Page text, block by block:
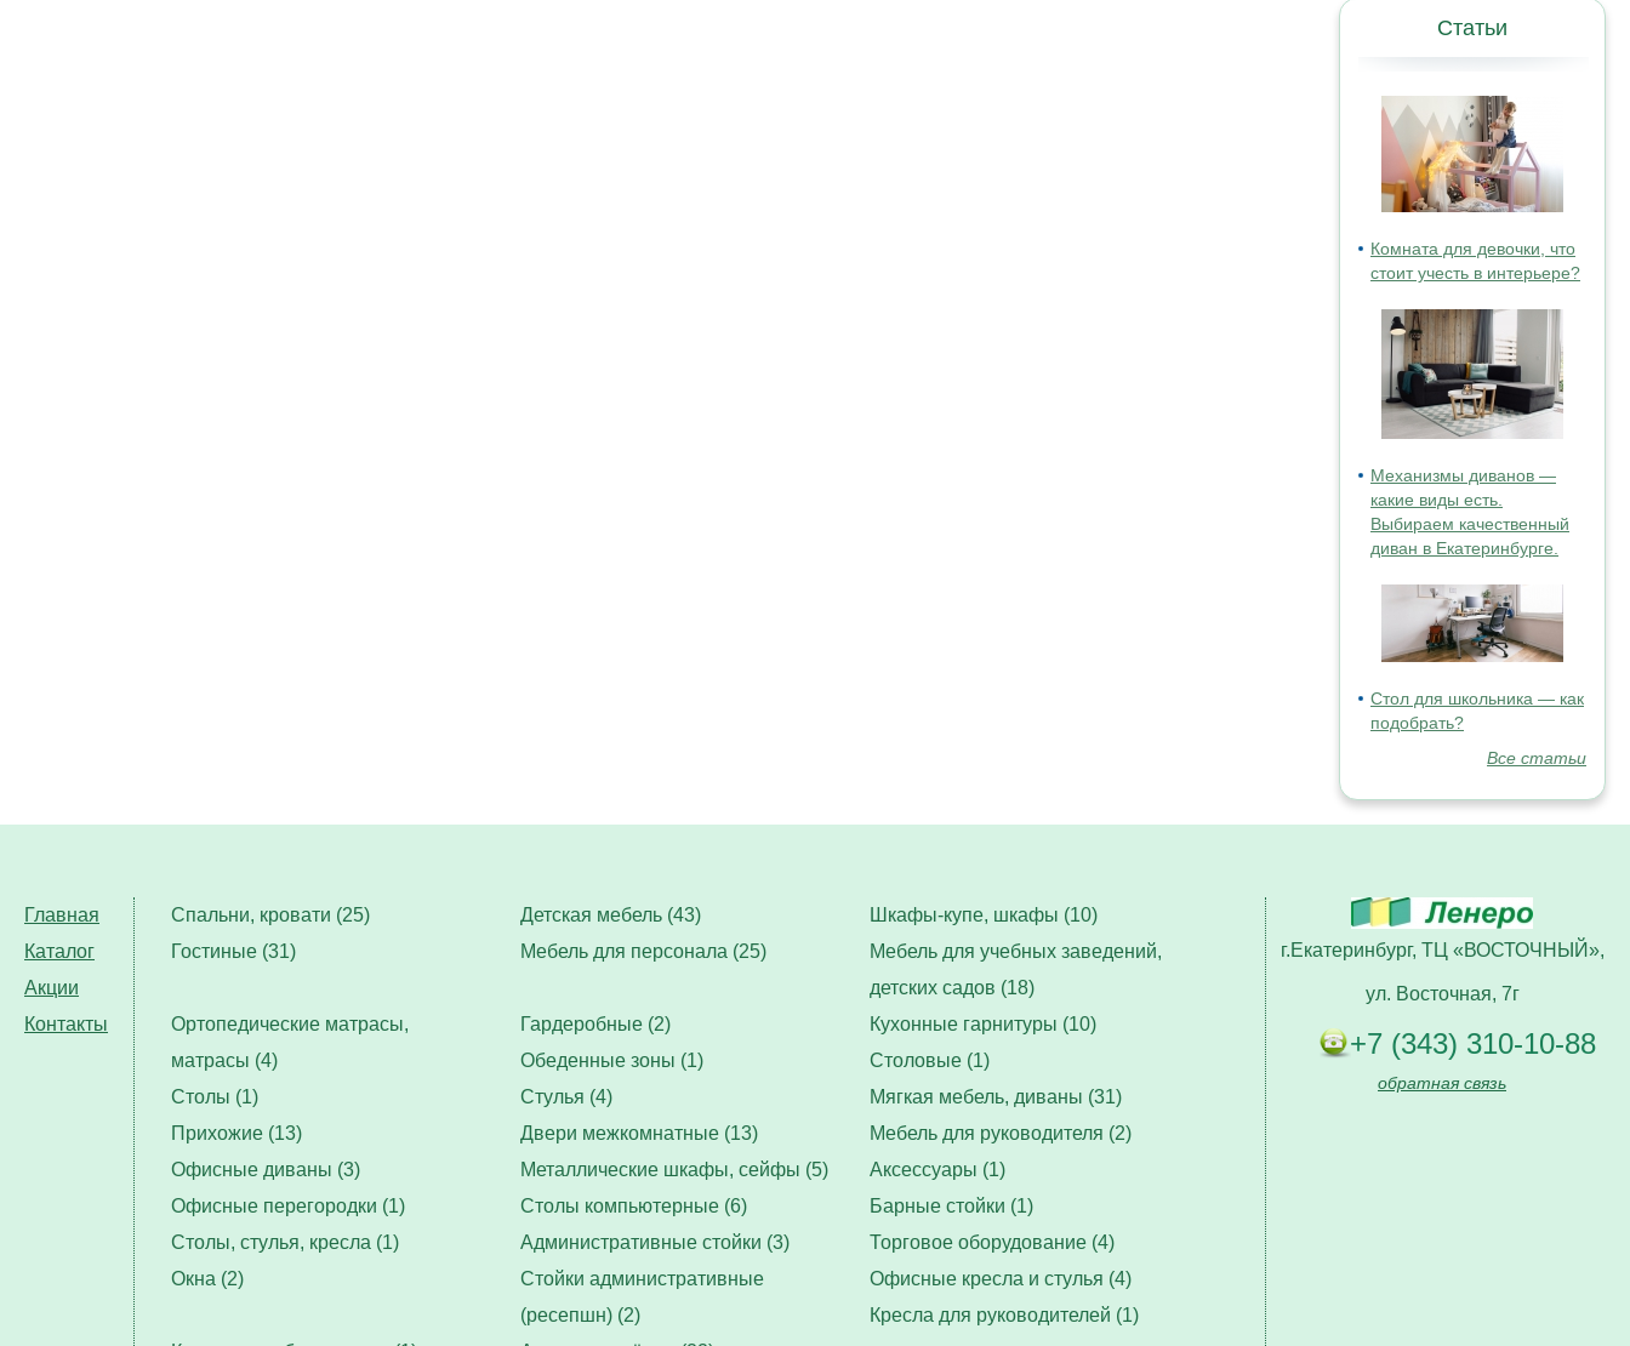
Статьи
Комната для девочки, что
стоит учесть в интерьере?
Механизмы диванов —
какие виды есть.
Выбираем качественный
диван в Екатеринбурге.
Стол для школьника — как
подобрать?
Все статьи
Главная
Каталог
Акции
Контакты
г.Екатеринбург, ТЦ «ВОСТОЧНЫЙ»,
ул. Восточная, 7г
+7 (343) 310-10-88
обратная связь
Спальни, кровати (25) Детская мебель (43)
Шкафы-купе, шкафы (10)
Гостиные (31)
Мебель для персонала (25)
Мебель для учебных заведений,
детских садов (18)
Ортопедические матрасы,
матрасы (4)
Гардеробные (2)
Кухонные гарнитуры (10)
Обеденные зоны (1)
Столовые (1)
Столы (1)
Стулья (4)
Мягкая мебель, диваны (31)
Прихожие (13)
Двери межкомнатные (13)
Мебель для руководителя (2)
Офисные диваны (3)
Металлические шкафы, сейфы (5)
Аксессуары (1)
Офисные перегородки (1)
Столы компьютерные (6)
Барные стойки (1)
Столы, стулья, кресла (1)
Административные стойки (3)
Торговое оборудование (4)
Окна (2)
Стойки административные
(ресепшн) (2)
Офисные кресла и стулья (4)
Кресла для руководителей (1)